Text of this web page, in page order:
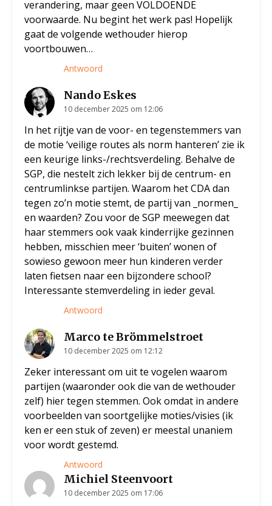
verandering, maar geen VOLDOENDE
voorwaarde. Nu begint het werk pas! Hopelijk
gaat de volgende wethouder hierop
voortbouwen…
Antwoord
Nando Eskes
10 december 2025 om 12:06
In het rijtje van de voor- en tegenstemmers van
de motie ‘veilige routes als norm hanteren’ zie ik
een keurige links-/rechtsverdeling. Behalve de
SGP, die nestelt zich lekker bij de centrum- en
centrumlinkse partijen. Waarom het CDA dan
tegen zo’n motie stemt, de partij van _normen_
en waarden? Zou voor de SGP meewegen dat
haar stemmers ook vaak kinderrijke gezinnen
hebben, misschien meer ‘buiten’ wonen of
sowieso gewoon meer hun kinderen verder
laten fietsen naar een bijzondere school?
Interessante stemverdeling in ieder geval.
Antwoord
Marco te Brömmelstroet
10 december 2025 om 12:12
Zeker interessant om uit te vogelen waarom
partijen (waaronder ook die van de wethouder
zelf) hier tegen stemmen. Ook omdat in andere
voorbeelden van soortgelijke moties/visies (ik
ken er een stuk of zeven) er meestal unaniem
voor wordt gestemd.
Antwoord
Michiel Steenvoort
10 december 2025 om 17:06